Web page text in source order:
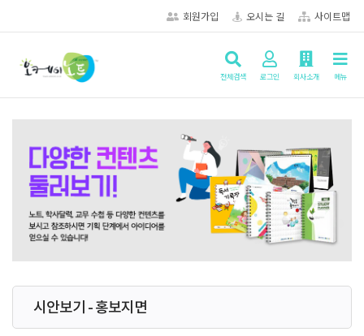
회원가입 오시는 길 사이트맵
전체검색 로그인 회사소개 메뉴
시안보기 - 홍보지면